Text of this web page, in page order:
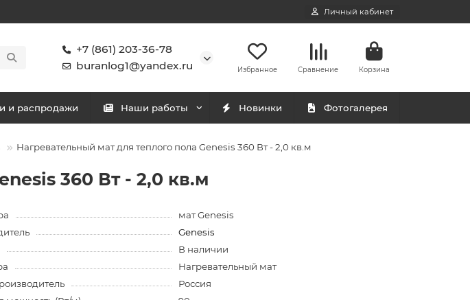
Личный кабинет
+7 (861) 203-36-78
buranlog1@yandex.ru
Избранное Сравнение Корзина
и распродажи Наши работы Новинки Фотогалерея
Нагревательный мат для теплого пола Genesis 360 Вт - 2,0 кв.м
360 Вт - 2,0 кв.м
мат Genesis
Genesis
В наличии
Нагревательный мат
Россия